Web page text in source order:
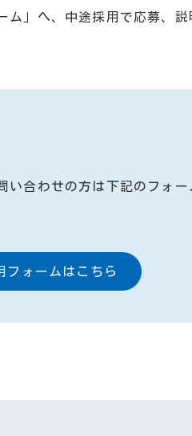
ム」へ、中途採用で応募、説
い合わせの方は下記のフォー
フォームはこちら